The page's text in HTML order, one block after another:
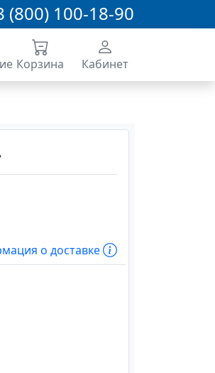
(800) 100-18-90
Корзина Кабинет
о доставке